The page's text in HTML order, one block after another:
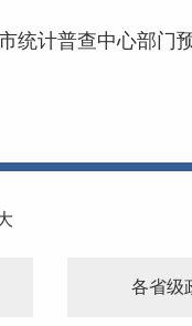
统计普查中心部门
各省级